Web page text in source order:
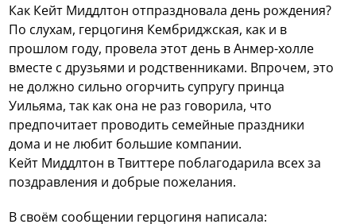
Как Кейт Миддлтон отпраздновала день рождения?
По слухам, герцогиня Кембриджская, как и в
прошлом году, провела этот день в Анмер-холле
вместе с друзьями и родственниками. Впрочем, это
не должно сильно огорчить супругу принца
Уильяма, так как она не раз говорила, что
предпочитает проводить семейные праздники
дома и не любит большие компании.
Кейт Миддлтон в Твиттере поблагодарила всех за
поздравления и добрые пожелания.
В своём сообщении герцогиня написала: